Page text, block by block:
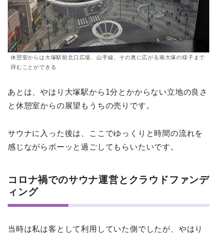
休憩室からは大塚駅前北口広場、山手線、その奥に広がる南大塚の様子まで
拝むことができる
あとは、やはり大塚駅から1分とかからない立地の良さ
と休憩室からの展望もうちの売りです。
サウナに入った後は、ここでゆっくりと時間の流れを
感じながらボーッと過ごしてもらいたいです。
コロナ禍でのサウナ運営とクラウドファンデ
ィング
当時は私は客として利用していた側でしたが、やはり